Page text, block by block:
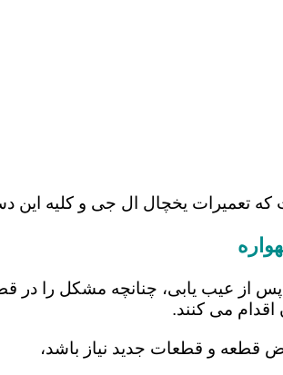
که تعمیرات یخچال ال جی و کلیه
از عیب یابی، چنانچه مشکل را در
اقدام می کنند.
قطعه و قطعات جدید نیاز باشد،